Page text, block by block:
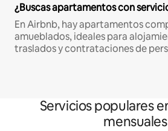
¿Buscas apartamentos con
En Airbnb, hay apartamentos
amueblados, ideales para
traslados y contrataciones de
Servicios populares
mensuales